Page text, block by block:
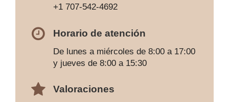
+1 707-542-4692
Horario de atención
De lunes a miércoles de 8:00 a 17:00
y jueves de 8:00 a 15:30
Valoraciones